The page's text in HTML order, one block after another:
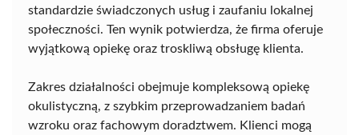
standardzie świadczonych usług i zaufaniu lokalnej
społeczności. Ten wynik potwierdza, że firma oferuje
wyjątkową opiekę oraz troskliwą obsługę klienta.
Zakres działalności obejmuje kompleksową opiekę
okulistyczną, z szybkim przeprowadzaniem badań
wzroku oraz fachowym doradztwem. Klienci mogą